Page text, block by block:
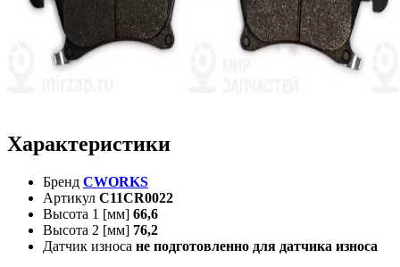
Характеристики
Бренд CWORKS
Артикул C11CR0022
Высота 1 [мм] 66,6
Высота 2 [мм] 76,2
Датчик износа не подготовленно для датчика износа